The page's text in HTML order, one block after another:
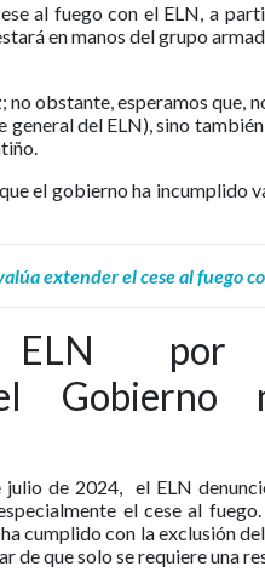
al fuego con el ELN, a
en manos del grupo
no obstante, esperamos que,
del ELN), sino
el gobierno ha incumplido
extender el cese al fuego
por
Gobierno
julio de 2024, el ELN
el cese al
cumplido con la exclusión
de que solo se requiere una